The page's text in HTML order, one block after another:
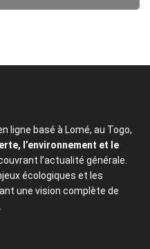
ligne basé à Lomé, au Togo,
l’environnement et le
l’actualité générale.
écologiques et les
une vision complète de